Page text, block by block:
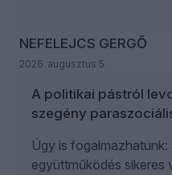
NEFELEJCS GERGŐ
2026. augusztus 5.
A politikai pástról
szegény
Úgy is
együttműködés sikeres